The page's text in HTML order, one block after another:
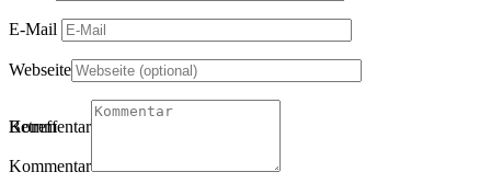
E-Mail
Webseite
Betreff
Kommentartitel
Kommentar